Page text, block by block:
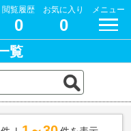
閲覧履歴
0
お気に入り
0
メニュー
覧